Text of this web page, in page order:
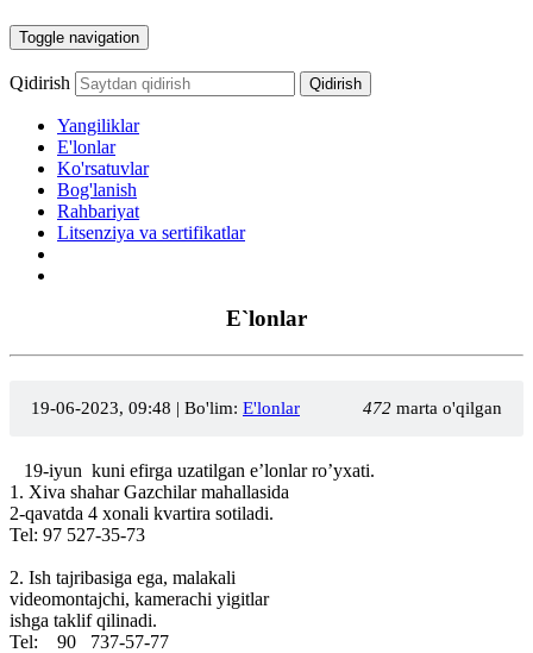
Toggle navigation
Qidirish
Yangiliklar
E'lonlar
Ko'rsatuvlar
Bog'lanish
Rahbariyat
Litsenziya va sertifikatlar
E`lonlar
19-06-2023, 09:48 472 marta o'qilgan
| Bo'lim: E'lonlar
19-iyun kuni efirga uzatilgan e’lonlar ro’yxati.
1. Xiva shahar Gazchilar mahallasida
2-qavatda 4 xonali kvartira sotiladi.
Tel: 97 527-35-73
2. Ish tajribasiga ega, malakali
videomontajchi, kamerachi yigitlar
ishga taklif qilinadi.
Tel: 90 737-57-77